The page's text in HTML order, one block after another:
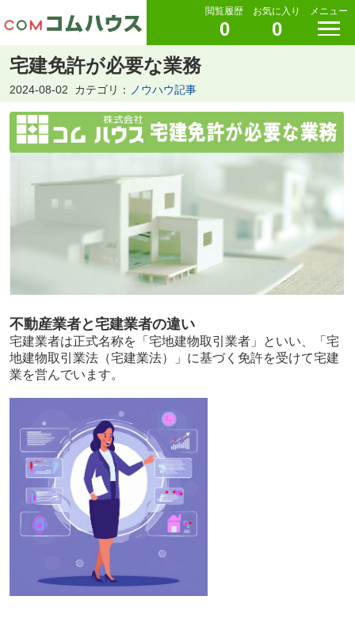
閲覧履歴
0
お気に入り
0
メニュー
宅建免許が必要な業務
2024-08-02 カテゴリ： ノウハウ記事
不動産業者と宅建業者の違い
宅建業者は正式名称を「宅地建物取引業者」といい、「宅
地建物取引業法（宅建業法）」に基づく免許を受けて宅建
業を営んでいます。